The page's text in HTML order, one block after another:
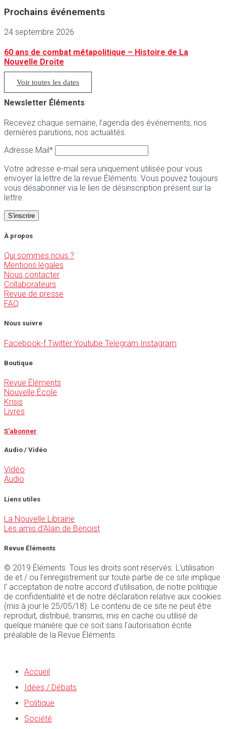
Prochains événements
24 septembre 2026
60 ans de combat métapolitique – Histoire de La
Nouvelle Droite
Voir toutes les dates
Newsletter Éléments
Recevez chaque semaine, l’agenda des événements, nos
dernières parutions, nos actualités.
Adresse Mail*
Votre adresse e-mail sera uniquement utilisée pour vous
envoyer la lettre de la revue Éléments. Vous pouvez toujours
vous désabonner via le lien de désinscription présent sur la
lettre.
À propos
Qui sommes nous ?
Mentions légales
Nous contacter
Collaborateurs
Revue de presse
FAQ
Nous suivre
Facebook-f Twitter Youtube Telegram Instagram
Boutique
Revue Éléments
Nouvelle École
Krisis
Livres
S'abonner
Audio / Vidéo
Vidéo
Audio
Liens utiles
La Nouvelle Librairie
Les amis d'Alain de Benoist
Revue Éléments
© 2019 Éléments. Tous les droits sont réservés. L'utilisation
de et / ou l'enregistrement sur toute partie de ce site implique
l' acceptation de notre accord d'utilisation, de notre politique
de confidentialité et de notre déclaration relative aux cookies
(mis à jour le 25/05/18). Le contenu de ce site ne peut être
reproduit, distribué, transmis, mis en cache ou utilisé de
quelque manière que ce soit sans l'autorisation écrite
préalable de la Revue Éléments.
Accueil
Idées / Débats
Politique
Société